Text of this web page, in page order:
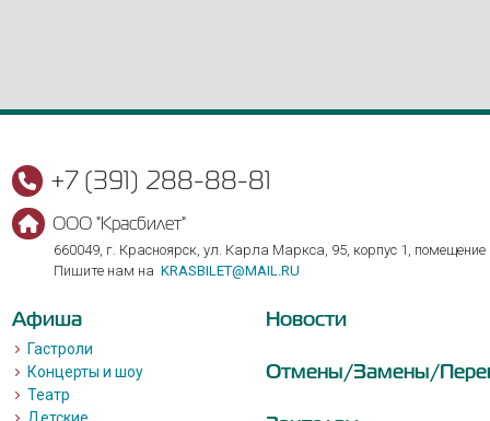
+7 (391) 288-88-81
ООО "Красбилет"
660049, г. Красноярск, ул. Карла Маркса, 95, корпус 1, помещение
Пишите нам на KRASBILET@MAIL.RU
Афиша
Гастроли
Концерты и шоу
Театр
Детские
Новости
Отмены/Замены/